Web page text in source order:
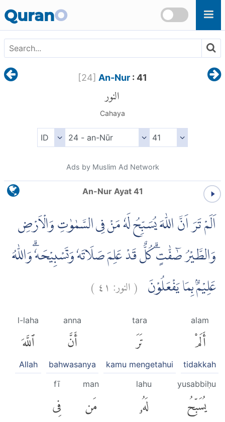
QuranO
[24] An-Nur: 41
النور
Cahaya
Ads by Muslim Ad Network
An-Nur Ayat 41
اَلَمْ تَرَ اَنَّ اللّٰهَ يُسَبِّحُ لَهٗ مَنْ فِى السَّمٰوٰتِ وَالْاَرْضِ
وَالطَّيْرُ صٰۤفّٰتٍۗ كُلٌّ قَدْ عَلِمَ صَلَاتَهٗ وَتَسْبِيْحَهٗۗ وَاللّٰهُ
عَلِيْمٌۢ بِمَا يَفْعَلُوْنَ (النور: ٤١)
alam
أَلَمْ
tidakkah
tara
تَرَ
kamu mengetahui
anna
أَنَّ
bahwasanya
l-laha
ٱللَّهَ
Allah
yusabbiḥu
يُسَبِّحُ
lahu
لَهُۥ
man
مَن
fī
فِى